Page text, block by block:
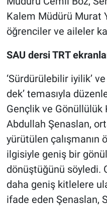
Kalem Müdürü Murat
öğrenciler ve aileler
SAU dersi TRT
‘Sürdürülebilir iyilik’
dek’ temasıyla
Gençlik ve Gönüllülük
Abdullah Şenaslan,
yürütülen çalışmanın
ilgisiyle geniş bir
dönüştüğünü söyledi.
daha geniş kitlelere
ifade eden Şenaslan,